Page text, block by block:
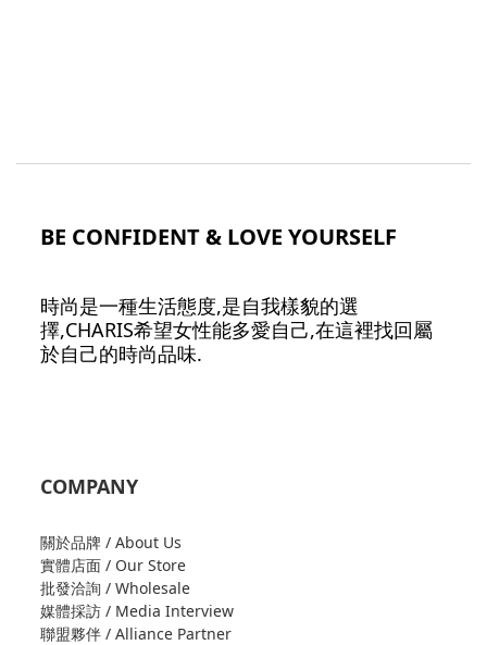
BE CONFIDENT & LOVE YOURSELF
時尚是一種生活態度,是自我樣貌的選
擇,CHARIS希望女性能多愛自己,在這裡找回屬
於自己的時尚品味.
COMPANY
關於品牌 / About Us
實體店面 / Our Store
批發洽詢 / Wholesale
媒體採訪 / Media Interview
聯盟夥伴 / Alliance Partner